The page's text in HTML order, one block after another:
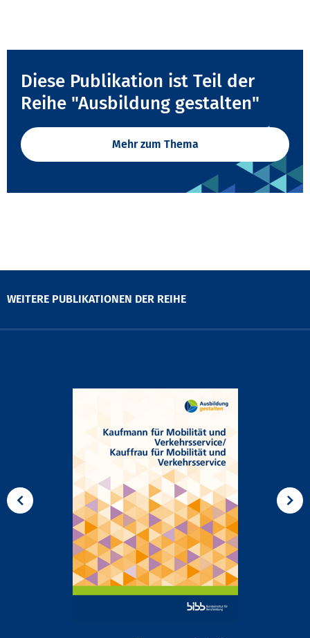
Diese Publikation ist Teil der
Reihe "Ausbildung gestalten"
Mehr zum Thema
WEITERE PUBLIKATIONEN DER REIHE